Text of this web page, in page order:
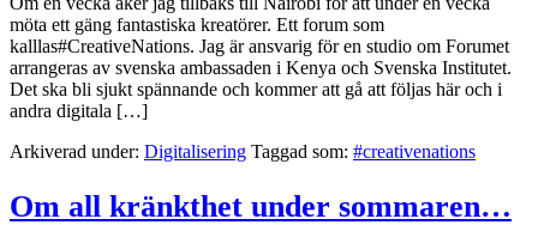
möta ett gäng fantastiska kreatörer. Ett forum som
kalllas#CreativeNations. Jag är ansvarig för en studio om Forumet
arrangeras av svenska ambassaden i Kenya och Svenska Institutet.
Det ska bli sjukt spännande och kommer att gå att följas här och i
andra digitala […]
Arkiverad under: Digitalisering Taggad som: #creativenations
Om all kränkthet under sommaren…